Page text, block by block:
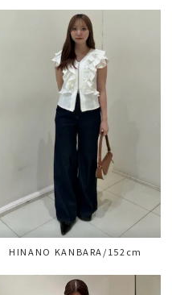
HINANO KANBARA/152cm